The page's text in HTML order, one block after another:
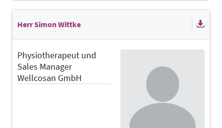
Herr Simon Wittke
Physiotherapeut und
Sales Manager
Wellcosan GmbH